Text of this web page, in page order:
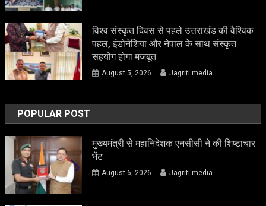
विश्व संस्कृत दिवस से पहले उत्तराखंड की वैश्विक
पहल, इंडोनेशिया और नेपाल के साथ संस्कृत
सहयोग होगा मजबूत
August 5, 2026 Jagriti media
POPULAR POST
मुख्यमंत्री से महानिदेशक एनसीसी ने की शिष्टाचार
भेंट
August 6, 2026 Jagriti media